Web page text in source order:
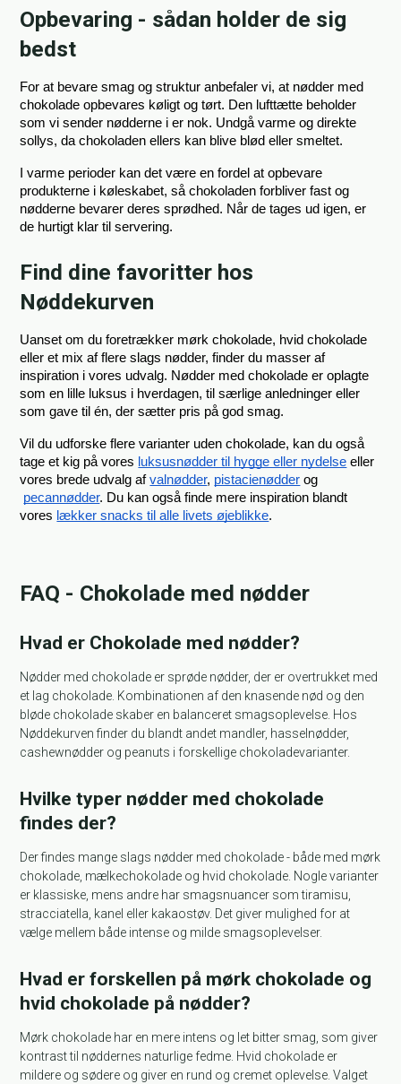
Opbevaring - sådan holder de sig
bedst
For at bevare smag og struktur anbefaler vi, at nødder med
chokolade opbevares køligt og tørt. Den lufttætte beholder
som vi sender nødderne i er nok. Undgå varme og direkte
sollys, da chokoladen ellers kan blive blød eller smeltet.
I varme perioder kan det være en fordel at opbevare
produkterne i køleskabet, så chokoladen forbliver fast og
nødderne bevarer deres sprødhed. Når de tages ud igen, er
de hurtigt klar til servering.
Find dine favoritter hos
Nøddekurven
Uanset om du foretrækker mørk chokolade, hvid chokolade
eller et mix af flere slags nødder, finder du masser af
inspiration i vores udvalg. Nødder med chokolade er oplagte
som en lille luksus i hverdagen, til særlige anledninger eller
som gave til én, der sætter pris på god smag.
Vil du udforske flere varianter uden chokolade, kan du også
tage et kig på vores luksusnødder til hygge eller nydelse eller
vores brede udvalg af valnødder, pistacienødder og
pecannødder. Du kan også finde mere inspiration blandt
vores lækker snacks til alle livets øjeblikke.
FAQ - Chokolade med nødder
Hvad er Chokolade med nødder?
Nødder med chokolade er sprøde nødder, der er overtrukket med
et lag chokolade. Kombinationen af den knasende nød og den
bløde chokolade skaber en balanceret smagsoplevelse. Hos
Nøddekurven finder du blandt andet mandler, hasselnødder,
cashewnødder og peanuts i forskellige chokoladevarianter.
Hvilke typer nødder med chokolade
findes der?
Der findes mange slags nødder med chokolade - både med mørk
chokolade, mælkechokolade og hvid chokolade. Nogle varianter
er klassiske, mens andre har smagsnuancer som tiramisu,
stracciatella, kanel eller kakaostøv. Det giver mulighed for at
vælge mellem både intense og milde smagsoplevelser.
Hvad er forskellen på mørk chokolade og
hvid chokolade på nødder?
Mørk chokolade har en mere intens og let bitter smag, som giver
kontrast til nøddernes naturlige fedme. Hvid chokolade er
mildere og sødere og giver en rund og cremet oplevelse. Valget